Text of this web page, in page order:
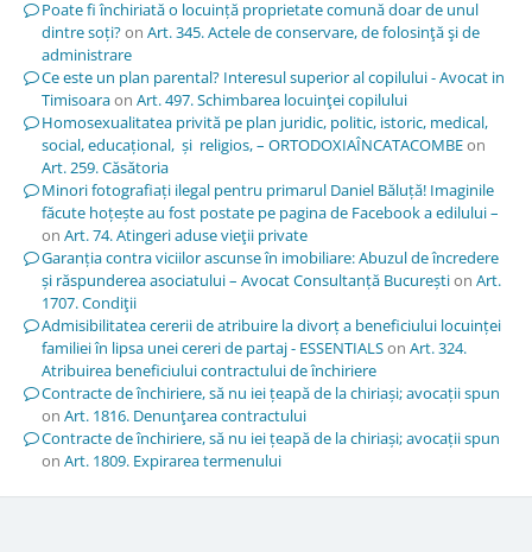
Poate fi închiriată o locuință proprietate comună doar de unul
dintre soți?on Art. 345. Actele de conservare, de folosinţă şi de
administrare
Ce este un plan parental? Interesul superior al copilului - Avocat in
Timisoaraon Art. 497. Schimbarea locuinţei copilului
Homosexualitatea privită pe plan juridic, politic, istoric, medical,
social, educațional, și religios, – ORTODOXIAÎNCATACOMBEon
Art. 259. Căsătoria
Minori fotografiați ilegal pentru primarul Daniel Băluță! Imaginile
făcute hoțește au fost postate pe pagina de Facebook a edilului –
on Art. 74. Atingeri aduse vieţii private
Garanția contra viciilor ascunse în imobiliare: Abuzul de încredere
și răspunderea asociatului – Avocat Consultanță Bucureștion Art.
1707. Condiţii
Admisibilitatea cererii de atribuire la divorț a beneficiului locuinței
familiei în lipsa unei cereri de partaj - ESSENTIALSon Art. 324.
Atribuirea beneficiului contractului de închiriere
Contracte de închiriere, să nu iei țeapă de la chiriași; avocații spun
on Art. 1816. Denunţarea contractului
Contracte de închiriere, să nu iei țeapă de la chiriași; avocații spun
on Art. 1809. Expirarea termenului